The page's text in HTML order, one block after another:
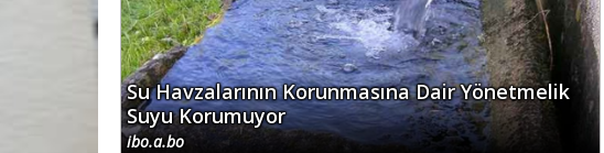
Su Havzalarının Korunmasına Dair Yönetmelik
Suyu Korumuyor
ibo.a.bo